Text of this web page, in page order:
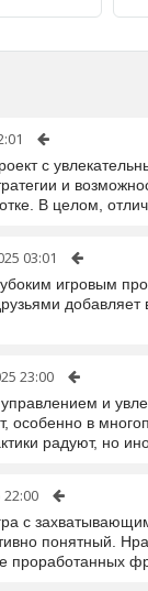
с
и
В целом,
03:01
игровым
23:00
и
особенно в
радуют, но
с
понятный.
проработанных